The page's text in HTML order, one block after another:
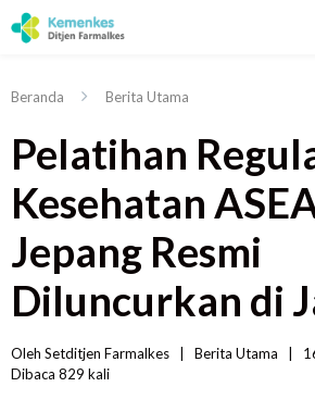
Beranda Berita Utama
Pelatihan
Kesehatan
Jepang Resmi
Diluncurkan di
Oleh Setditjen Farmalkes Berita Utama
Dibaca 829 kali